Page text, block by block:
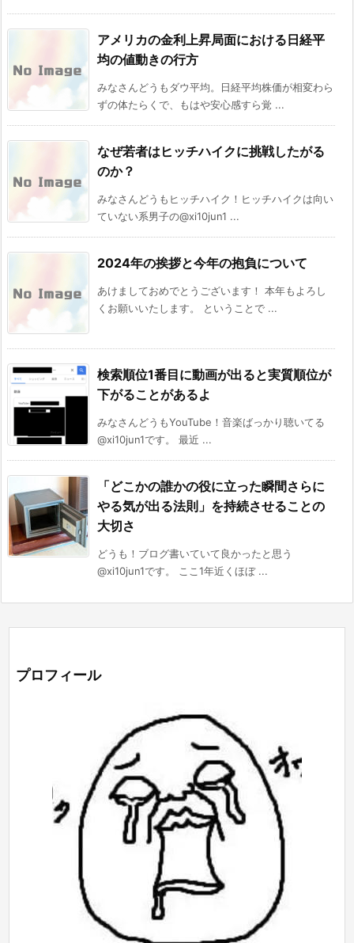
アメリカの金利上昇局面における日経平
均の値動きの行方
みなさんどうもダウ平均。日経平均株価が相変わら
ずの体たらくで、もはや安心感すら覚 ...
なぜ若者はヒッチハイクに挑戦したがる
のか？
みなさんどうもヒッチハイク！ヒッチハイクは向い
ていない系男子の@xi10jun1 ...
2024年の挨拶と今年の抱負について
あけましておめでとうございます！ 本年もよろし
くお願いいたします。 ということで ...
検索順位1番目に動画が出ると実質順位が
下がることがあるよ
みなさんどうもYouTube！音楽ばっかり聴いてる
@xi10jun1です。 最近 ...
「どこかの誰かの役に立った瞬間さらに
やる気が出る法則」を持続させることの
大切さ
どうも！ブログ書いていて良かったと思う
@xi10jun1です。 ここ1年近くほぼ ...
プロフィール